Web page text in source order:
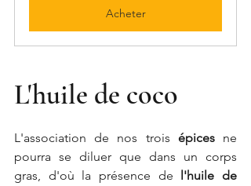
Acheter
L'huile de coco
L'association de nos trois épices ne
pourra se diluer que dans un corps
gras, d'où la présence de l'huile de